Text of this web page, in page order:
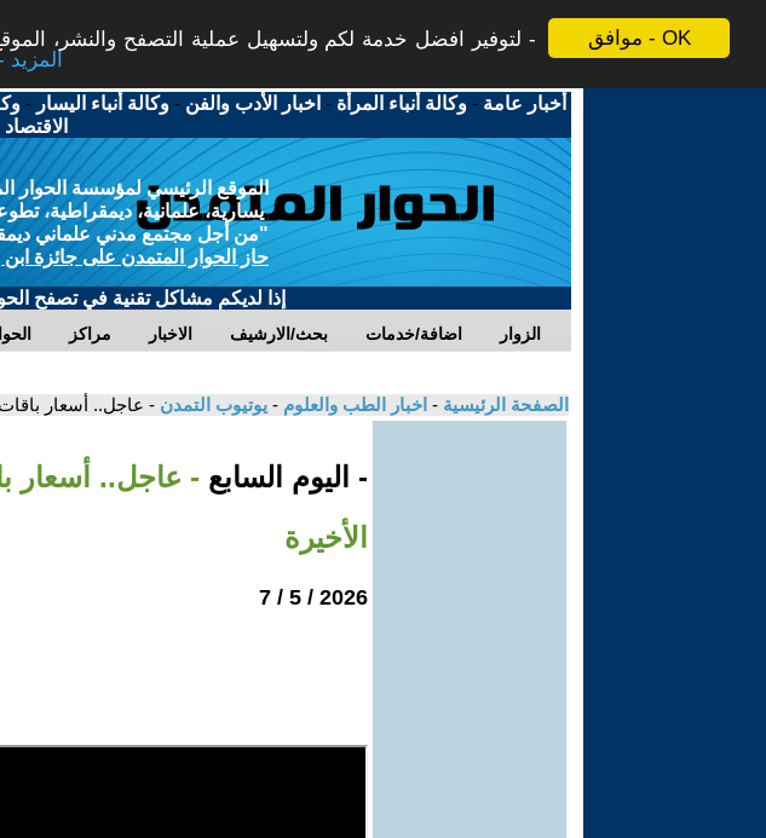
موافق - OK
لتوفير افضل خدمة لكم ولتسهيل عملية التصفح والنشر،
More info - المزيد
أخبار عامة -وكالة أنباء المرأة - اخبار الأدب والفن -وكالة أنباء اليسار -
الاقتصاد
الموقع الرئيسي لمؤسسة الحوار
يسارية، علمانية، ديمقراطية،
"من أجل مجتمع مدني علماني
حاز الحوار المتمدن على جائزة
إذا لديكم مشاكل تقنية في تصفح
مراكز الاخبار بحث/الارشيف اضافة/خدمات الزوار
الصفحة الرئيسية - اخبار الطب والعلوم - يوتيوب التمدن - عاجل.. أسعار باقات
- اليوم السابع - عاجل.. أسعار
الأخيرة
2026 / 5 / 7